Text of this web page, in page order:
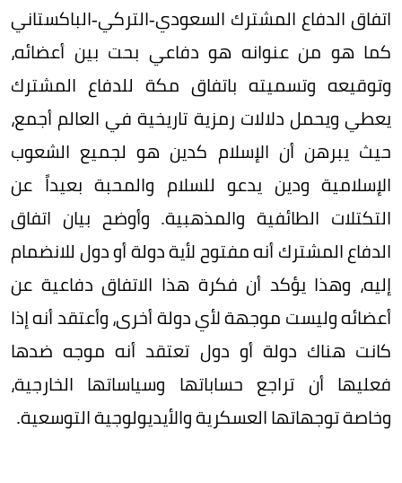
اتفاق الدفاع المشترك السعودي-التركي-الباكستاني
كما هو من عنوانه هو دفاعي بحت بين أعضائه،
وتوقيعه وتسميته باتفاق مكة للدفاع المشترك
يعطي ويحمل دلالات رمزية تاريخية في العالم أجمع،
حيث يبرهن أن الإسلام كدين هو لجميع الشعوب
الإسلامية ودين يدعو للسلام والمحبة بعيداً عن
التكتلات الطائفية والمذهبية. وأوضح بيان اتفاق
الدفاع المشترك أنه مفتوح لأية دولة أو دول للانضمام
إليه، وهذا يؤكد أن فكرة هذا الاتفاق دفاعية عن
أعضائه وليست موجهة لأي دولة أخرى، وأعتقد أنه إذا
كانت هناك دولة أو دول تعتقد أنه موجه ضدها
فعليها أن تراجع حساباتها وسياساتها الخارجية،
وخاصة توجهاتها العسكرية والأيديولوجية التوسعية.